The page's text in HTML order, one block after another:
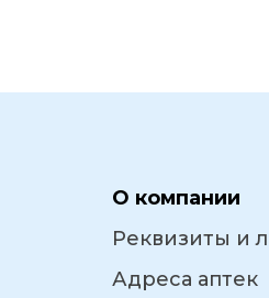
О компании
Реквизиты и
Адреса аптек